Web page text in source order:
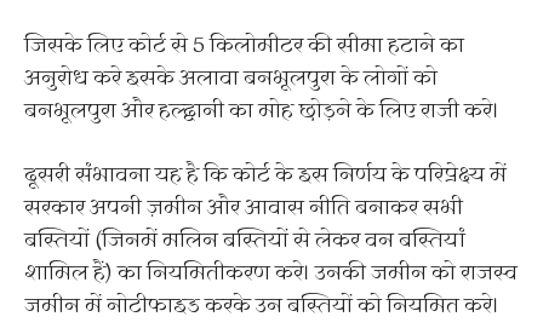
जिसके लिए कोर्ट से 5 किलोमीटर की सीमा हटाने का
अनुरोध करे इसके अलावा बनभूलपुरा के लोगों को
बनभूलपुरा और हल्द्वानी का मोह छोड़ने के लिए राजी करे।
दूसरी संभावना यह है कि कोर्ट के इस निर्णय के परिप्रेक्ष्य में
सरकार अपनी ज़मीन और आवास नीति बनाकर सभी
बस्तियों (जिनमें मलिन बस्तियों से लेकर वन बस्तियां
शामिल हैं) का नियमितीकरण करे। उनकी जमीन को राजस्व
जमीन में नोटीफाइड करके उन बस्तियों को नियमित करे।